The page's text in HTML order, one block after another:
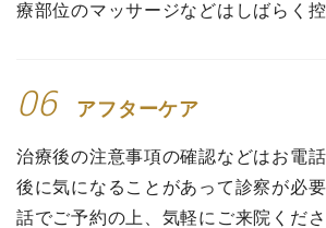
療部位のマッサージなどはしばらく控
06 アフターケア
治療後の注意事項の確認などはお電
後に気になることがあって診察が必
話でご予約の上、気軽にご来院くださ